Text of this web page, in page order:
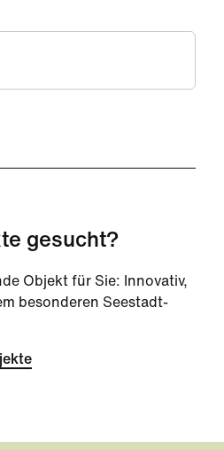
gesucht?
Objekt für Sie: Innovativ,
besonderen Seestadt-